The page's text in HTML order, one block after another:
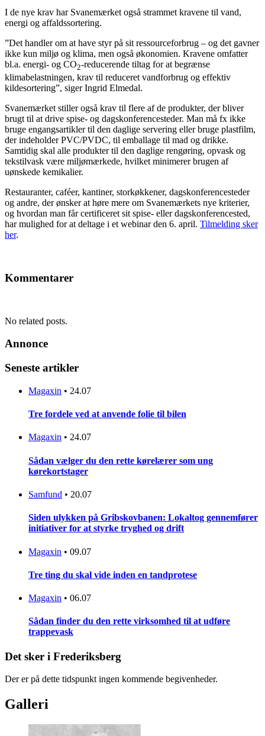
I de nye krav har Svanemærket også strammet kravene til vand,
energi og affaldssortering.
”Det handler om at have styr på sit ressourceforbrug – og det gavner
ikke kun miljø og klima, men også økonomien. Kravene omfatter
bl.a. energi- og CO2-reducerende tiltag for at begrænse
klimabelastningen, krav til reduceret vandforbrug og effektiv
kildesortering”, siger Ingrid Elmedal.
Svanemærket stiller også krav til flere af de produkter, der bliver
brugt til at drive spise- og dagskonferencesteder. Man må fx ikke
bruge engangsartikler til den daglige servering eller bruge plastfilm,
der indeholder PVC/PVDC, til emballage til mad og drikke.
Samtidig skal alle produkter til den daglige rengøring, opvask og
tekstilvask være miljømærkede, hvilket minimerer brugen af
uønskede kemikalier.
Restauranter, caféer, kantiner, storkøkkener, dagskonferencesteder
og andre, der ønsker at høre mere om Svanemærkets nye kriterier,
og hvordan man får certificeret sit spise- eller dagskonferencested,
har mulighed for at deltage i et webinar den 6. april. Tilmelding sker
her.
Kommentarer
No related posts.
Annonce
Seneste artikler
Magaxin • 24.07
Tre fordele ved at anvende folie til bilen
Magaxin • 24.07
Sådan vælger du den rette kørelærer som ung
kørekortstager
Samfund • 20.07
Siden ulykken på Gribskovbanen: Lokaltog gennemfører
initiativer for at styrke tryghed og drift
Magaxin • 09.07
Tre ting du skal vide inden en tandprotese
Magaxin • 06.07
Sådan finder du den rette virksomhed til at udføre
trappevask
Det sker i Frederiksberg
Der er på dette tidspunkt ingen kommende begivenheder.
Galleri